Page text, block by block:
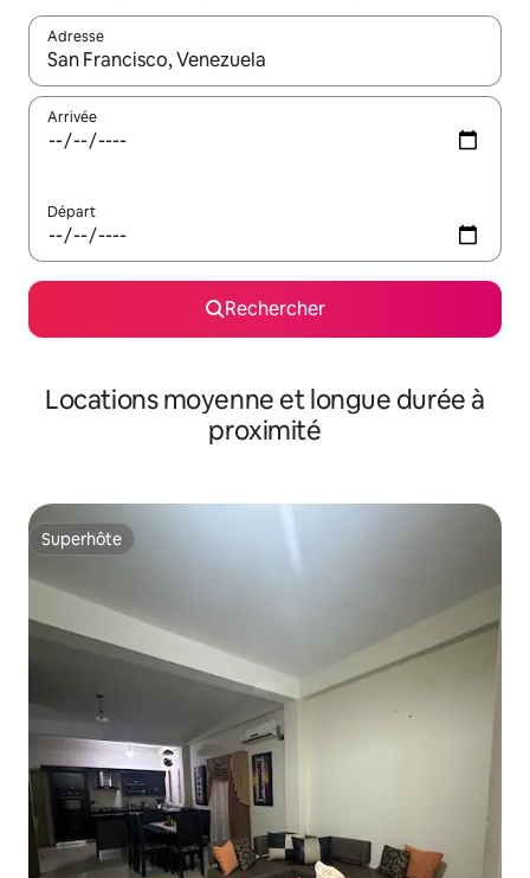
Adresse
Lorsque les résultats s'affichent, utilisez les flèches vers le
Arrivée
Départ
Rechercher
Locations moyenne et longue durée à
proximité
Superhôte
Superhôte